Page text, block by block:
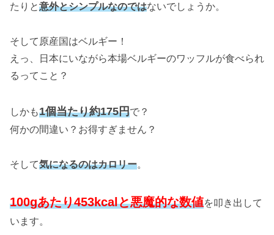
たりと意外とシンプルなのではないでしょうか。
そして原産国はベルギー！
えっ、日本にいながら本場ベルギーのワッフルが食べられ
るってこと？
しかも1個当たり約175円で？
何かの間違い？お得すぎません？
そして気になるのはカロリー。
100gあたり453kcalと悪魔的な数値を叩き出して
います。